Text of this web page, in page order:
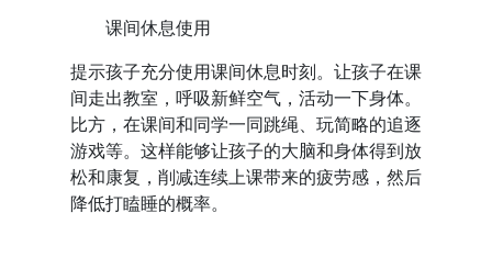
课间休息使用
提示孩子充分使用课间休息时刻。让孩子在课
间走出教室，呼吸新鲜空气，活动一下身体。
比方，在课间和同学一同跳绳、玩简略的追逐
游戏等。这样能够让孩子的大脑和身体得到放
松和康复，削减连续上课带来的疲劳感，然后
降低打瞌睡的概率。